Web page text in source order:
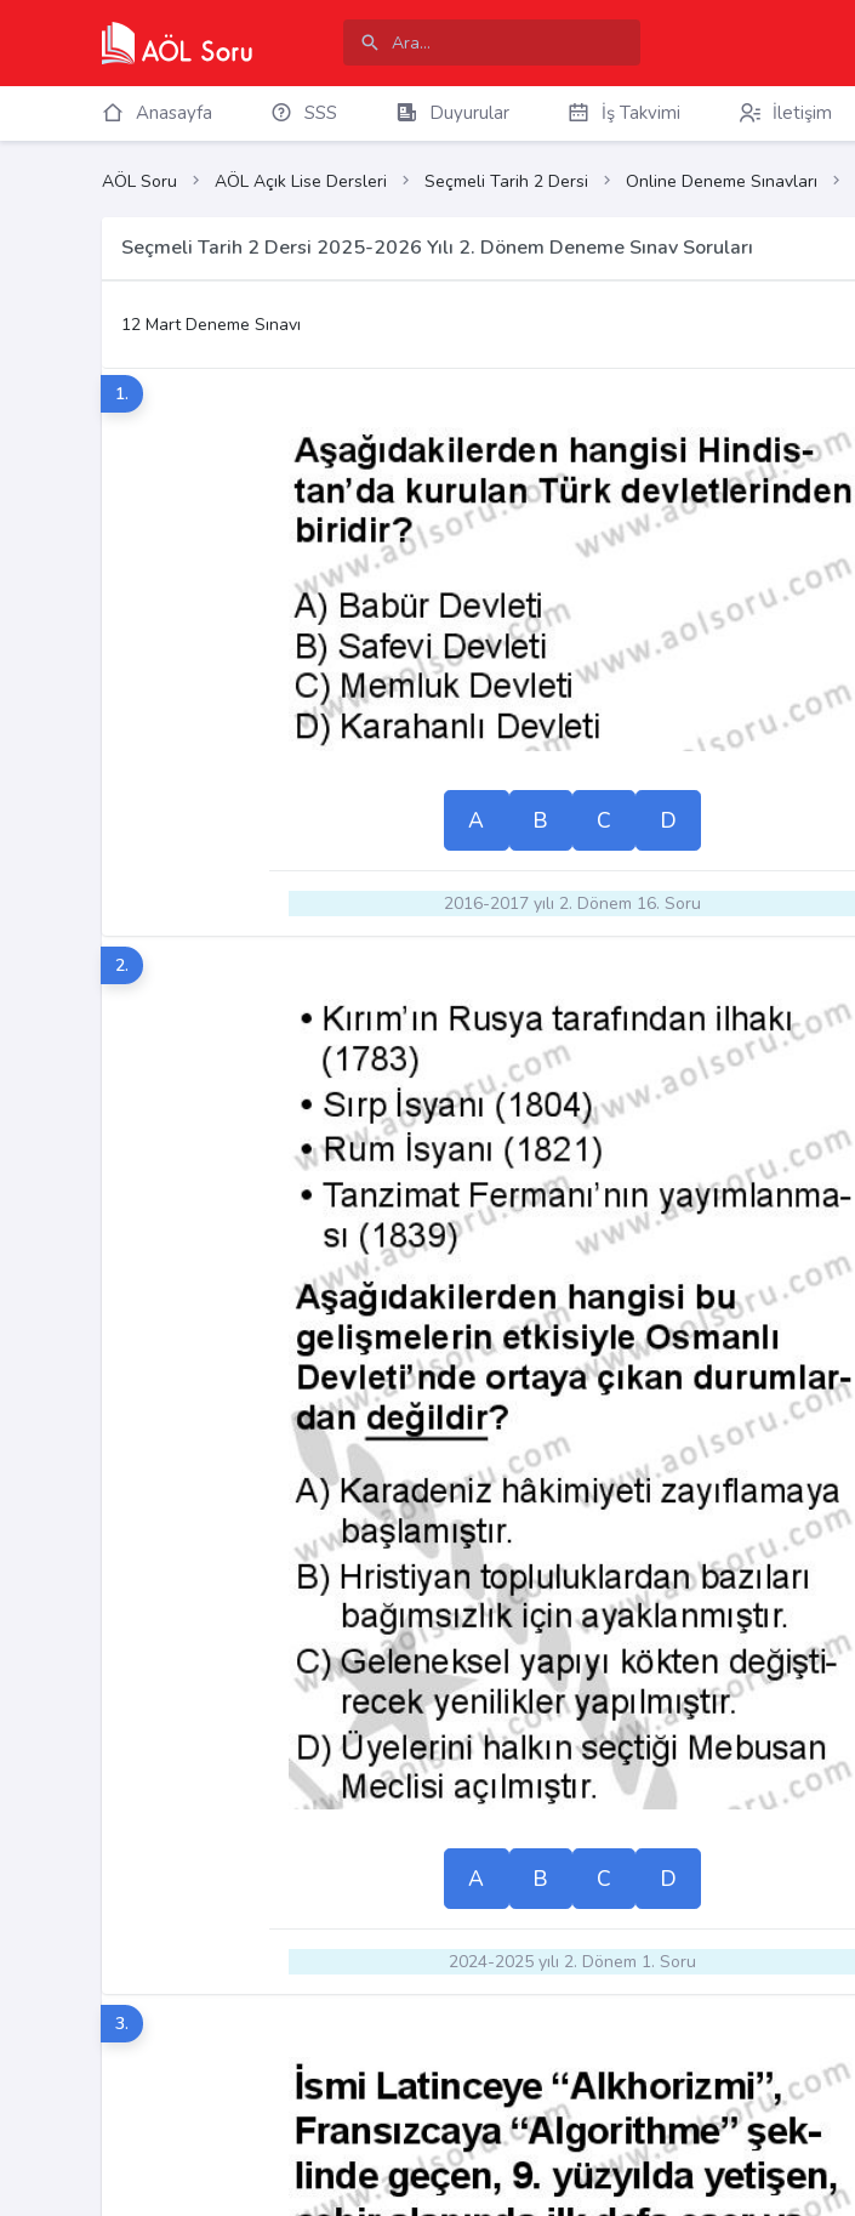
Anasayfa SSS Duyurular İş Takvimi İletişim
AÖL Soru AÖL Açık Lise Dersleri Seçmeli Tarih 2 Dersi Online Deneme Sınavları
Seçmeli Tarih 2 Dersi 2025-2026 Yılı 2. Dönem Deneme Sınav Soruları
12 Mart Deneme Sınavı
1.
A B C D
2016-2017 yılı 2. Dönem 16. Soru
2.
A B C D
2024-2025 yılı 2. Dönem 1. Soru
3.